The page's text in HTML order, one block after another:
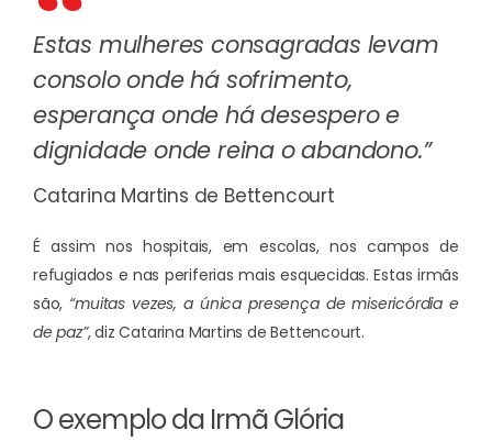
Estas mulheres consagradas levam
consolo onde há sofrimento,
esperança onde há desespero e
dignidade onde reina o abandono.”
Catarina Martins de Bettencourt
É assim nos hospitais, em escolas, nos campos de
refugiados e nas periferias mais esquecidas. Estas irmãs
são, “muitas vezes, a única presença de misericórdia e
de paz”, diz Catarina Martins de Bettencourt.
O exemplo da Irmã Glória